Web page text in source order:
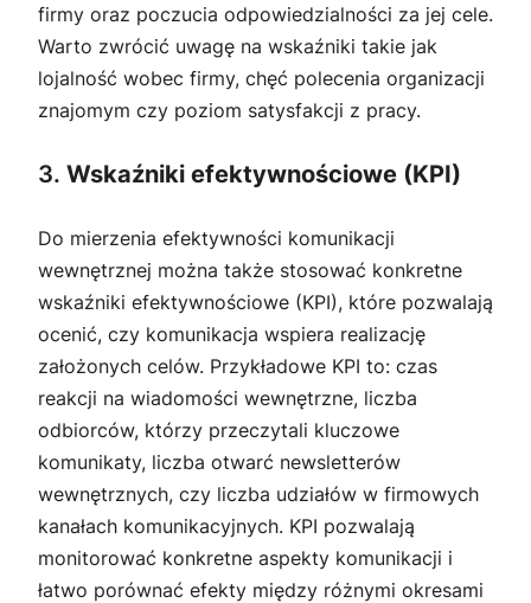
firmy oraz poczucia odpowiedzialności za jej cele.
Warto zwrócić uwagę na wskaźniki takie jak
lojalność wobec firmy, chęć polecenia organizacji
znajomym czy poziom satysfakcji z pracy.
3. Wskaźniki efektywnościowe (KPI)
Do mierzenia efektywności komunikacji
wewnętrznej można także stosować konkretne
wskaźniki efektywnościowe (KPI), które pozwalają
ocenić, czy komunikacja wspiera realizację
założonych celów. Przykładowe KPI to: czas
reakcji na wiadomości wewnętrzne, liczba
odbiorców, którzy przeczytali kluczowe
komunikaty, liczba otwarć newsletterów
wewnętrznych, czy liczba udziałów w firmowych
kanałach komunikacyjnych. KPI pozwalają
monitorować konkretne aspekty komunikacji i
łatwo porównać efekty między różnymi okresami